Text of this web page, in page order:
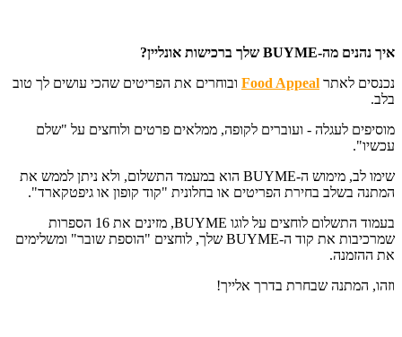
איך נהנים מה-BUYME שלך ברכישות אונליין?
נכנסים לאתר Food Appeal ובוחרים את הפריטים שהכי עושים לך טוב
בלב.
מוסיפים לעגלה - ועוברים לקופה, ממלאים פרטים ולוחצים על "שלם
עכשיו".
שימו לב, מימוש ה-BUYME הוא במעמד התשלום, ולא ניתן לממש את
המתנה בשלב בחירת הפריטים או בחלונית "קוד קופון או גיפטקארד".
בעמוד התשלום לוחצים על לוגו BUYME, מזינים את 16 הספרות
שמרכיבות את קוד ה-BUYME שלך, לוחצים "הוספת שובר" ומשלימים
את ההזמנה.
וזהו, המתנה שבחרת בדרך אלייך!